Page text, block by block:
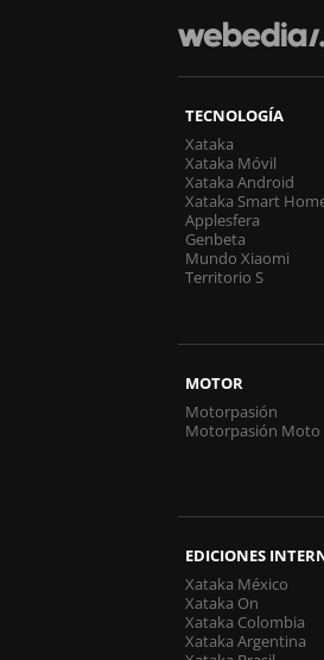
TECNOLOGÍA
Xataka
Xataka Móvil
Xataka Android
Xataka Smart
Applesfera
Genbeta
Mundo Xiaomi
Territorio S
MOTOR
Motorpasión
Motorpasión Moto
EDICIONES
Xataka México
Xataka On
Xataka Colombia
Xataka Argentina